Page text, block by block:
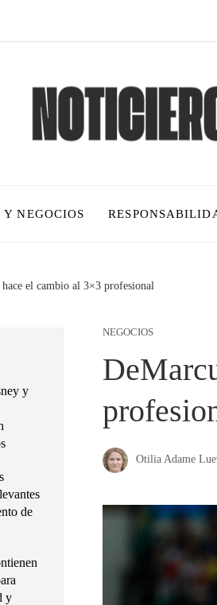
NEGOCIOS
el cambio al 3×3 profesional
NEGOCIOS
Otilia Adame
y
de
y